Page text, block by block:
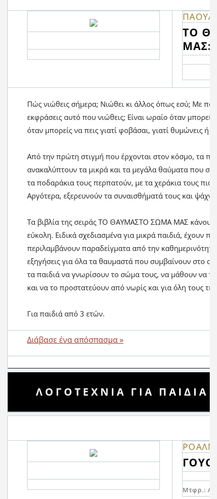
ΤΟ
ΜΑΣ:
Πώς νιώθεις σήμερα; Νιώθει κι άλλος όπως εσύ; Με
εκφράσεις αυτό που νιώθεις; Είναι ωραίο όταν
όταν μπορείς να πεις γιατί φοβάσαι, γιατί θυμώνεις ή
Από την πρώτη στιγμή που έρχονται στον κόσμο, τα
ανακαλύπτουν τα μικρά και τα μεγάλα θαύματα που
τα ποδαράκια τους περπατούν, με τα χεράκια τους
Αργότερα, εξερευνούν τα συναισθήματά τους και
Τα βιβλία της σειράς ΤΟ ΘΑΥΜΑΣΤΟ ΣΩΜΑ ΜΑΣ κάνουν
εύκολη. Ειδικά σχεδιασμένα για μικρά παιδιά, έχουν
περιλαμβάνουν παραδείγματα από την
εξηγήσεις για όλα τα θαυμαστά που συμβαίνουν στο
τα παιδιά να γνωρίσουν το σώμα τους, να μάθουν να
και να το προστατεύουν από νωρίς και για όλη τους τη
Για παιδιά από 3 ετών.
Διάβασε ένα απόσπασμα »
ΛΟΓΟΤΕΧΝΙΑ ΓΙΑ ΠΑΙΔΙΑ
Μτφρ.: